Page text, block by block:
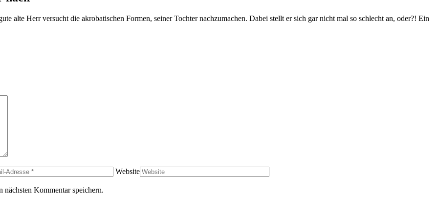
alte Herr versucht die akrobatischen Formen, seiner Tochter nachzumachen. Dabei stellt er sich gar nicht mal so schlecht an, oder?! Ein
Website
Kommentar speichern.